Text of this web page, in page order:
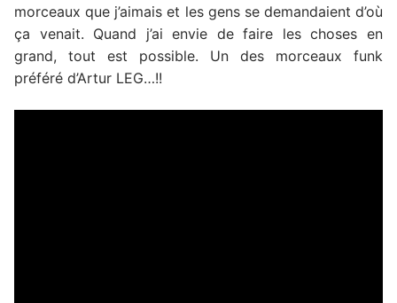
morceaux que j’aimais et les gens se demandaient d’où
ça venait. Quand j’ai envie de faire les choses en
grand, tout est possible. Un des morceaux funk
préféré d’Artur LEG…!!